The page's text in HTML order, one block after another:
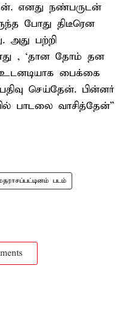
எனது நண்பருடன்
போது திடீரென
அது பற்றி
, `தான தோம் தன
பைக்கை
செய்தேன். பின்னர்
பாடலை வாசித்தேன்”
படம்